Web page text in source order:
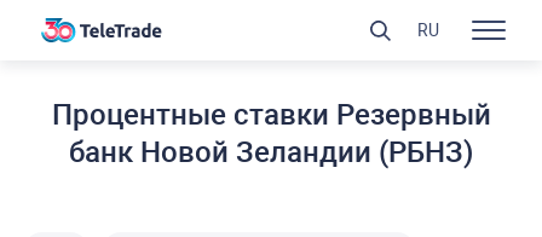
Процентные ставки Резервный
банк Новой Зеландии (РБНЗ)
RU